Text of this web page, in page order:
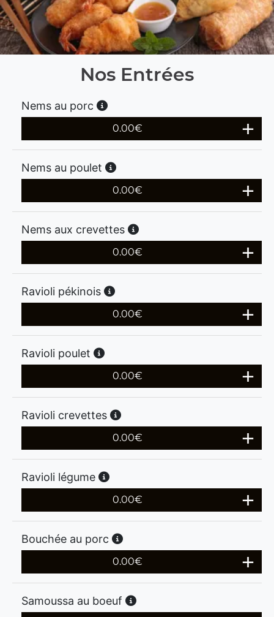
Nos Entrées
Nems au porc
0.00€
Nems au poulet
0.00€
Nems aux crevettes
0.00€
Ravioli pékinois
0.00€
Ravioli poulet
0.00€
Ravioli crevettes
0.00€
Ravioli légume
0.00€
Bouchée au porc
0.00€
Samoussa au boeuf